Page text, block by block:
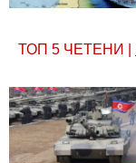
ТОП 5 ЧЕТЕНИ